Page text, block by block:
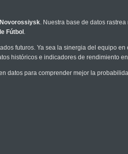
. Nuestra base de datos
Fútbol .
futuros. Ya sea la sinergia del equipo en
históricos e indicadores de rendimiento
datos para comprender mejor la